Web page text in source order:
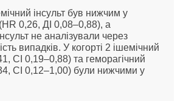
інсульт був нижчим у
(HR 0,26, ДІ 0,08–0,88), а
не аналізували через
випадків. У когорті 2 ішемічний
CI 0,19–0,88) та геморагічний
CI 0,12–1,00) були нижчими у